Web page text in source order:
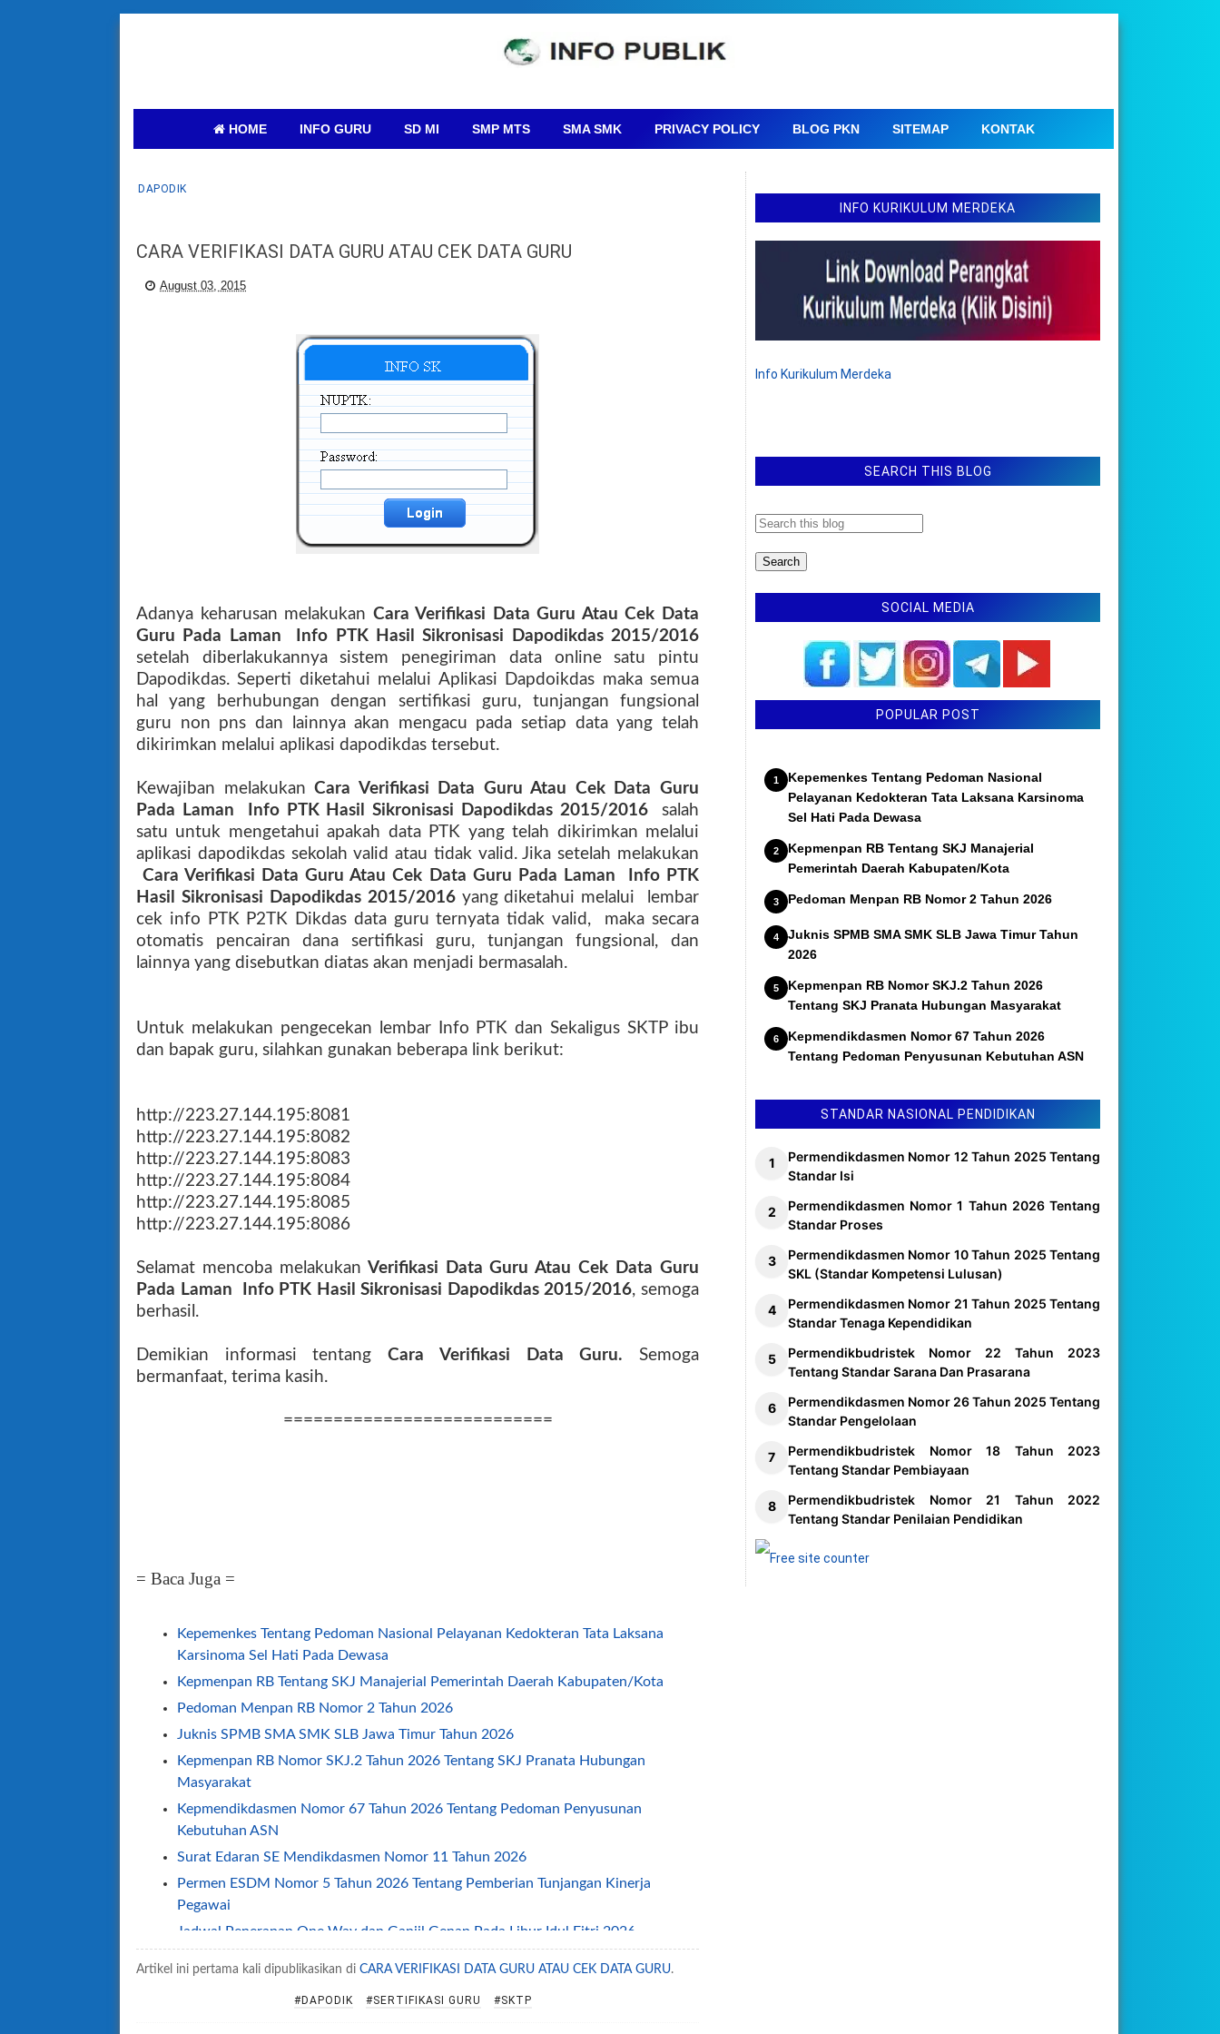
HOME INFO GURU SD MI SMP MTS SMA SMK PRIVACY POLICY BLOG PKN SITEMAP KONTAK
DAPODIK
CARA VERIFIKASI DATA GURU ATAU CEK DATA GURU
August 03, 2015
Adanya keharusan melakukan Cara Verifikasi Data Guru Atau Cek Data
Guru Pada Laman Info PTK Hasil Sikronisasi Dapodikdas 2015/2016
setelah diberlakukannya sistem penegiriman data online satu pintu
Dapodikdas. Seperti diketahui melalui Aplikasi Dapdoikdas maka semua
hal yang berhubungan dengan sertifikasi guru, tunjangan fungsional
guru non pns dan lainnya akan mengacu pada setiap data yang telah
dikirimkan melalui aplikasi dapodikdas tersebut.
Kewajiban melakukanCara Verifikasi Data Guru Atau Cek Data Guru
Pada Laman Info PTK Hasil Sikronisasi Dapodikdas 2015/2016salah
satu untuk mengetahui apakah data PTK yang telah dikirimkan melalui
aplikasi dapodikdas sekolah valid atau tidak valid. Jika setelah melakukan
Cara Verifikasi Data Guru Atau Cek Data Guru Pada Laman Info PTK
Hasil Sikronisasi Dapodikdas 2015/2016 yang diketahui melalui lembar
cek info PTK P2TK Dikdas data guru ternyata tidak valid, maka secara
otomatis pencairan dana sertifikasi guru, tunjangan fungsional, dan
lainnya yang disebutkan diatas akan menjadi bermasalah.
Untuk melakukan pengecekan lembar Info PTK dan Sekaligus SKTP ibu
dan bapak guru, silahkan gunakan beberapa link berikut:
http://223.27.144.195:8081
http://223.27.144.195:8082
http://223.27.144.195:8083
http://223.27.144.195:8084
http://223.27.144.195:8085
http://223.27.144.195:8086
Selamat mencoba melakukan Verifikasi Data Guru Atau Cek Data Guru
Pada Laman Info PTK Hasil Sikronisasi Dapodikdas 2015/2016, semoga
berhasil.
Demikian informasi tentangCara Verifikasi Data Guru.Semoga
bermanfaat, terima kasih.
===========================
= Baca Juga =
Kepemenkes Tentang Pedoman Nasional Pelayanan Kedokteran Tata Laksana
Karsinoma Sel Hati Pada Dewasa
Kepmenpan RB Tentang SKJ Manajerial Pemerintah Daerah Kabupaten/Kota
Pedoman Menpan RB Nomor 2 Tahun 2026
Juknis SPMB SMA SMK SLB Jawa Timur Tahun 2026
Kepmenpan RB Nomor SKJ.2 Tahun 2026 Tentang SKJ Pranata Hubungan
Masyarakat
Kepmendikdasmen Nomor 67 Tahun 2026 Tentang Pedoman Penyusunan
Kebutuhan ASN
Surat Edaran SE Mendikdasmen Nomor 11 Tahun 2026
Permen ESDM Nomor 5 Tahun 2026 Tentang Pemberian Tunjangan Kinerja
Pegawai
Jadwal Penerapan One Way dan Ganjil Genap Pada Libur Idul Fitri 2026
Artikel ini pertama kali dipublikasikan di CARA VERIFIKASI DATA GURU ATAU CEK DATA GURU.
#DAPODIK #SERTIFIKASI GURU #SKTP
INFO KURIKULUM MERDEKA
Info Kurikulum Merdeka
SEARCH THIS BLOG
SOCIAL MEDIA
POPULAR POST
Kepemenkes Tentang Pedoman Nasional
Pelayanan Kedokteran Tata Laksana Karsinoma
Sel Hati Pada Dewasa
Kepmenpan RB Tentang SKJ Manajerial
Pemerintah Daerah Kabupaten/Kota
Pedoman Menpan RB Nomor 2 Tahun 2026
Juknis SPMB SMA SMK SLB Jawa Timur Tahun
2026
Kepmenpan RB Nomor SKJ.2 Tahun 2026
Tentang SKJ Pranata Hubungan Masyarakat
Kepmendikdasmen Nomor 67 Tahun 2026
Tentang Pedoman Penyusunan Kebutuhan ASN
STANDAR NASIONAL PENDIDIKAN
Permendikdasmen Nomor 12 Tahun 2025 Tentang
Standar Isi
Permendikdasmen Nomor 1 Tahun 2026 Tentang
Standar Proses
Permendikdasmen Nomor 10 Tahun 2025 Tentang
SKL (Standar Kompetensi Lulusan)
Permendikdasmen Nomor 21 Tahun 2025 Tentang
Standar Tenaga Kependidikan
Permendikbudristek Nomor 22 Tahun 2023
Tentang Standar Sarana Dan Prasarana
Permendikdasmen Nomor 26 Tahun 2025 Tentang
Standar Pengelolaan
Permendikbudristek Nomor 18 Tahun 2023
Tentang Standar Pembiayaan
Permendikbudristek Nomor 21 Tahun 2022
Tentang Standar Penilaian Pendidikan